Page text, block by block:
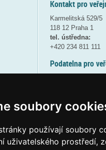
soubory
používají soubory
uživatelského prostředí,
Kontakt pro
Karmelitská 529/5
118 12 Praha 1
tel. ústředna:
+420 234 811 111
Podatelna pro
(více informací
Elektronická